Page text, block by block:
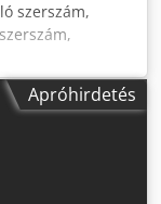
szerszám,
Ø
Crodpfx
Ø 150 x
Apróhirdetés